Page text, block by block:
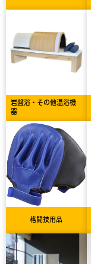
岩盤浴・その他温浴機
器
格闘技用品